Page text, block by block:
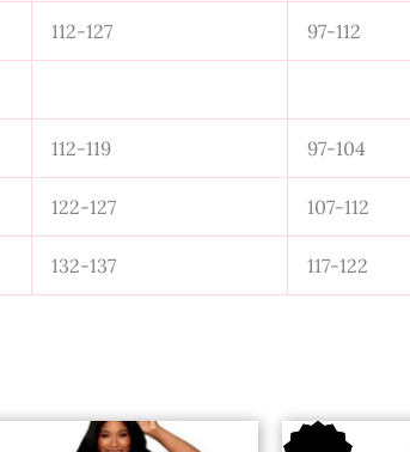
112-127 97-112
112-119 97-104
122-127 107-112
132-137 117-122